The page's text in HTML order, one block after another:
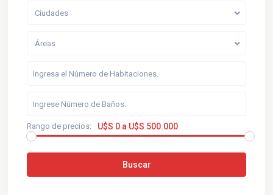
Ciudades
Áreas
Rango de precios: U$S 0 a U$S 500.000
Buscar